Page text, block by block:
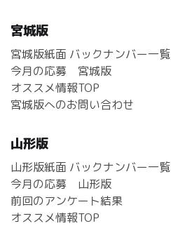
宮城版
宮城版紙面 バックナンバー一覧
今月の応募 宮城版
オススメ情報TOP
宮城版へのお問い合わせ
山形版
山形版紙面 バックナンバー一覧
今月の応募 山形版
前回のアンケート結果
オススメ情報TOP